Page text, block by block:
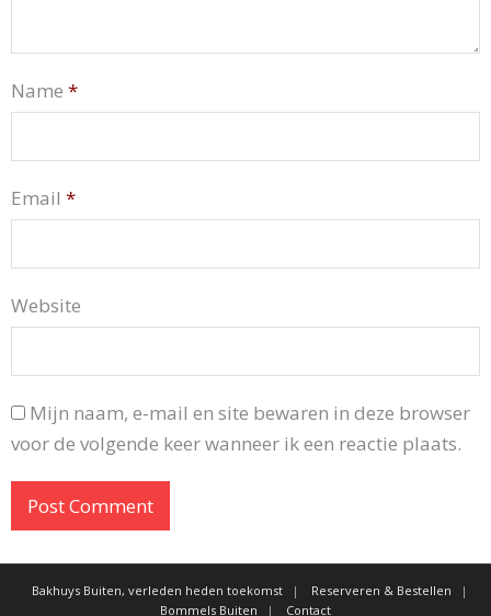
Name *
Email *
Website
Mijn naam, e-mail en site bewaren in deze browser
voor de volgende keer wanneer ik een reactie plaats.
Bakhuys Buiten, verleden heden toekomst
Reserveren & Bestellen
Bommels Buiten
Contact